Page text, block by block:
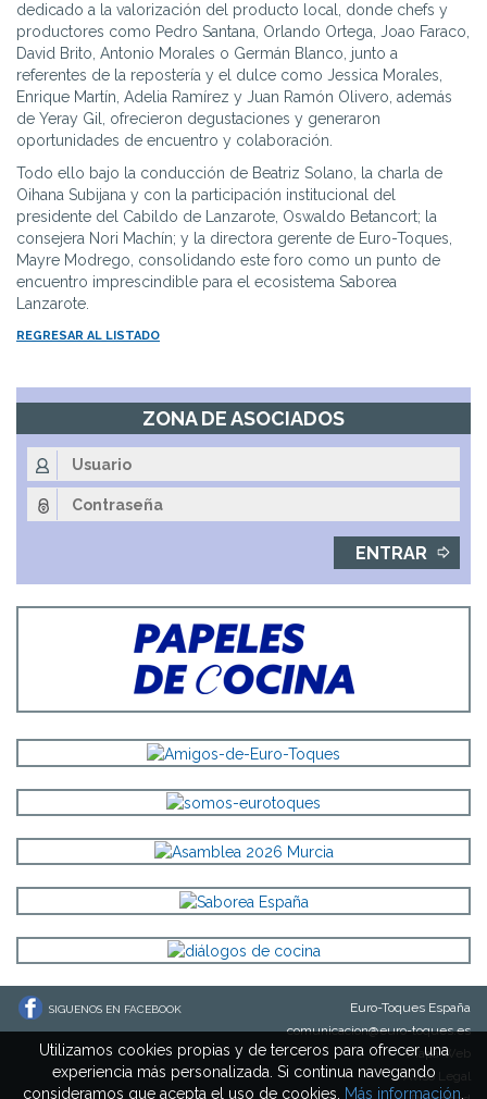
dedicado a la valorización del producto local, donde chefs y
productores como Pedro Santana, Orlando Ortega, Joao Faraco,
David Brito, Antonio Morales o Germán Blanco, junto a
referentes de la repostería y el dulce como Jessica Morales,
Enrique Martín, Adelia Ramírez y Juan Ramón Olivero, además
de Yeray Gil, ofrecieron degustaciones y generaron
oportunidades de encuentro y colaboración.
Todo ello bajo la conducción de Beatriz Solano, la charla de
Oihana Subijana y con la participación institucional del
presidente del Cabildo de Lanzarote, Oswaldo Betancort; la
consejera Nori Machín; y la directora gerente de Euro-Toques,
Mayre Modrego, consolidando este foro como un punto de
encuentro imprescindible para el ecosistema Saborea
Lanzarote.
REGRESAR AL LISTADO
ZONA DE ASOCIADOS
SIGUENOS EN FACEBOOK
Euro-Toques España
comunicacion@euro-toques.es
Mapa Web
Aviso Legal
Utilizamos cookies propias y de terceros para ofrecer una
experiencia más personalizada. Si continua navegando
consideramos que acepta el uso de cookies.
Más información